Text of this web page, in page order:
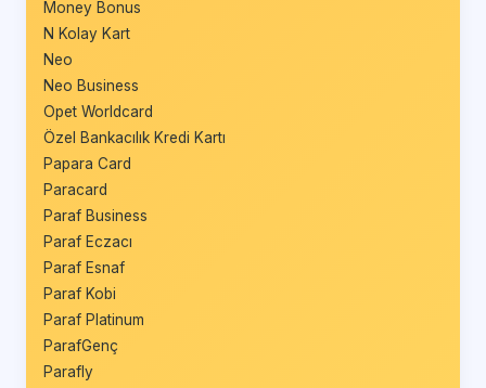
Money Bonus
N Kolay Kart
Neo
Neo Business
Opet Worldcard
Özel Bankacılık Kredi Kartı
Papara Card
Paracard
Paraf Business
Paraf Eczacı
Paraf Esnaf
Paraf Kobi
Paraf Platinum
ParafGenç
Parafly